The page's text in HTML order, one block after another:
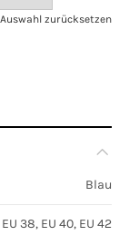
Auswahl zurücksetzen
Blau
38, EU 40, EU 42